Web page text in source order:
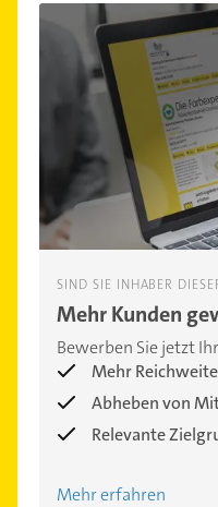
SIND SIE INHABER
Mehr Kunden
Bewerben Sie jetzt
Mehr Reichweite
Abheben von
Relevante
Mehr erfahren